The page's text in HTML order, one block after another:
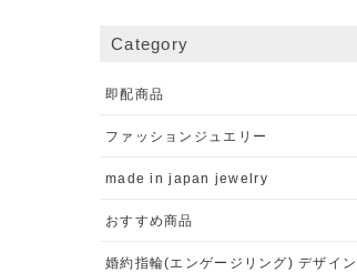
Category
即配商品
ファッションジュエリー
made in japan jewelry
おすすめ商品
婚約指輪(エンゲージリング) デザイン